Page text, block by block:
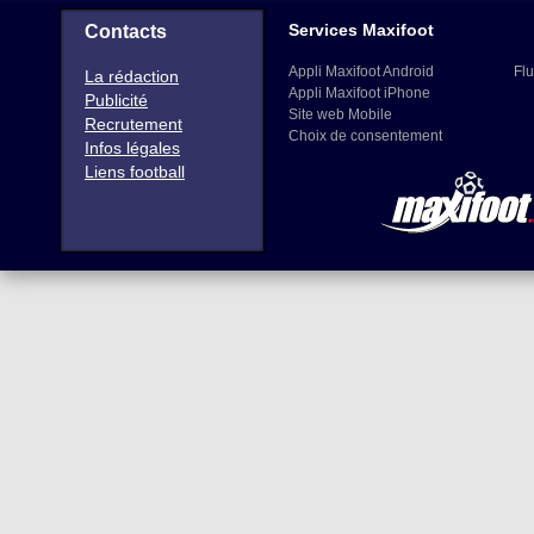
Contacts
La rédaction
Publicité
Recrutement
Infos légales
Liens football
Services Maxifoot
Appli Maxifoot Android
Appli Maxifoot iPhone
Site web Mobile
Choix de consentement